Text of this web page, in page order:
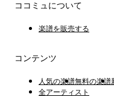
ココミュについて
楽譜を販売する
コンテンツ
人気の楽譜無料の楽譜
全アーティスト